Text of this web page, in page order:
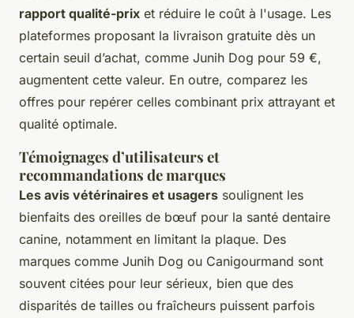
rapport qualité-prix et réduire le coût à l'usage. Les
plateformes proposant la livraison gratuite dès un
certain seuil d’achat, comme Junih Dog pour 59 €,
augmentent cette valeur. En outre, comparez les
offres pour repérer celles combinant prix attrayant et
qualité optimale.
Témoignages d’utilisateurs et
recommandations de marques
Les avis vétérinaires et usagers soulignent les
bienfaits des oreilles de bœuf pour la santé dentaire
canine, notamment en limitant la plaque. Des
marques comme Junih Dog ou Canigourmand sont
souvent citées pour leur sérieux, bien que des
disparités de tailles ou fraîcheurs puissent parfois